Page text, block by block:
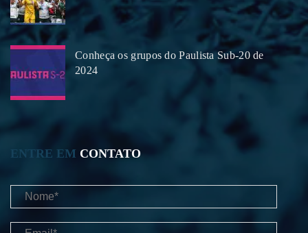
Conheça os grupos do Paulista Sub-20 de
2024
ENTRE EM CONTATO